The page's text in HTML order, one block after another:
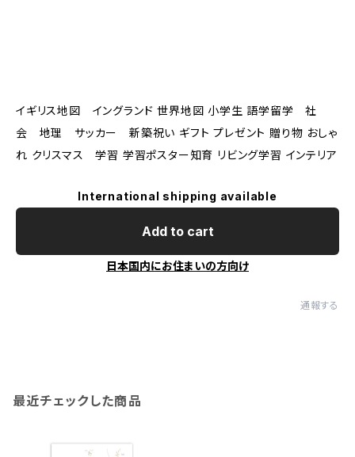
イギリス地図 イングランド 世界地図 小学生 語学留学 社
会 地理 サッカー 新築祝い ギフト プレゼント 贈り物 おしゃ
れ クリスマス 学習 学習ポスター知育 リビング学習 インテリア
International shipping available
Add to cart
日本国内にお住まいの方向け
通報する
最近チェックした商品